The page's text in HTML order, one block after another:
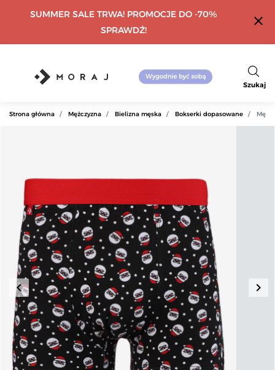
SUMMER SALE TRWA! PROMOCJE DO -70%
SPRAWDŹ!
close
Szukaj
Strona główna Mężczyzna Bielizna męska Bokserki dopasowane
Poprzedni
keyboard_arrow_left keyboard_arrow_right